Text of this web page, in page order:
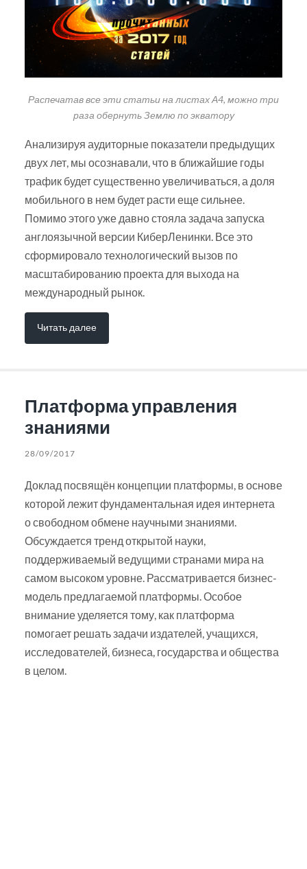
Распечатав все эти статьи на листах А4, можно три
раза обернуть Землю по экватору
Анализируя аудиторные показатели предыдущих
двух лет, мы осознавали, что в ближайшие годы
трафик будет существенно увеличиваться, а доля
мобильного в нем будет расти еще сильнее.
Помимо этого уже давно стояла задача запуска
англоязычной версии КиберЛенинки. Все это
сформировало технологический вызов по
масштабированию проекта для выхода на
международный рынок.
Читать далее
Платформа управления
знаниями
28/09/2017
Доклад посвящён концепции платформы, в основе
которой лежит фундаментальная идея интернета
о свободном обмене научными знаниями.
Обсуждается тренд открытой науки,
поддерживаемый ведущими странами мира на
самом высоком уровне. Рассматривается бизнес-
модель предлагаемой платформы. Особое
внимание уделяется тому, как платформа
помогает решать задачи издателей, учащихся,
исследователей, бизнеса, государства и общества
в целом.